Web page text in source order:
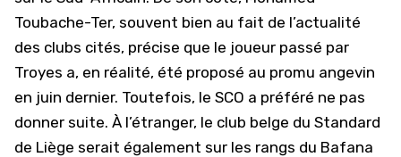
Toubache-Ter, souvent bien au fait de l’actualité
des clubs cités, précise que le joueur passé par
Troyes a, en réalité, été proposé au promu angevin
en juin dernier. Toutefois, le SCO a préféré ne pas
donner suite. À l’étranger, le club belge du Standard
de Liège serait également sur les rangs du Bafana